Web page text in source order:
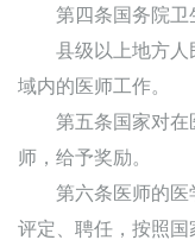
第四条国务院卫生
县级以上地方人
域内的医师工作。
第五条国家对在
师，给予奖励。
第六条医师的医
评定、聘任，按照国